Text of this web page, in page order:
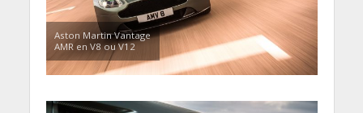
Aston Martin Vantage
AMR en V8 ou V12